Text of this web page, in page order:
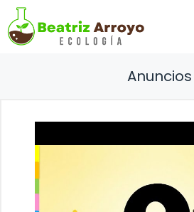
Saltar
al
contenido
Anuncios